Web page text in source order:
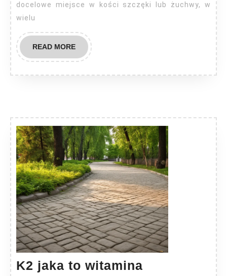
docelowe miejsce w kości szczęki lub żuchwy, w
wielu
READ MOREREAD
MORE
K2 jaka to witamina